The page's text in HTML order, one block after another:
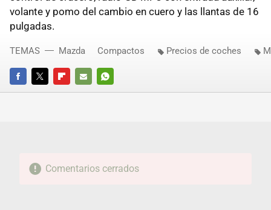
volante y pomo del cambio en cuero y las llantas de 16
pulgadas.
FACEBOOKTWITTERFLIPBOARD
E-
WHATSAPP
TEMAS Mazda Compactos Precios de coches
Comentarios cerrados